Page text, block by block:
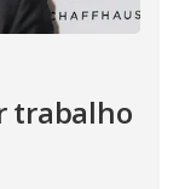
trabalho